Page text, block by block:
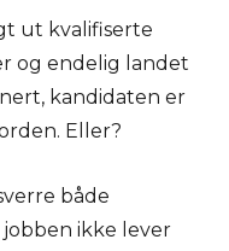
ut kvalifiserte
og endelig landet
kandidaten er
Eller?
både
ikke lever